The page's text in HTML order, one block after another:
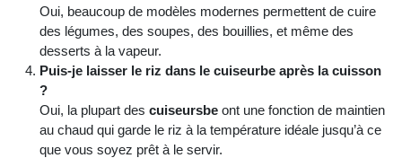
Oui, beaucoup de modèles modernes permettent de cuire
des légumes, des soupes, des bouillies, et même des
desserts à la vapeur.
Puis-je laisser le riz dans le cuiseurbe après la cuisson
?
Oui, la plupart des cuiseursbe ont une fonction de maintien
au chaud qui garde le riz à la température idéale jusqu’à ce
que vous soyez prêt à le servir.